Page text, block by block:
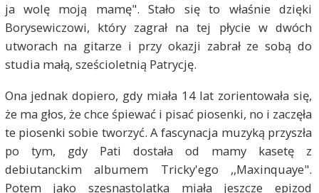
ja wolę moją mamę". Stało się to właśnie dzięki
Borysewiczowi, który zagrał na tej płycie w dwóch
utworach na gitarze i przy okazji zabrał ze sobą do
studia małą, sześcioletnią Patrycję.
Ona jednak dopiero, gdy miała 14 lat zorientowała się,
że ma głos, że chce śpiewać i pisać piosenki, no i zaczęła
te piosenki sobie tworzyć. A fascynacja muzyką przyszła
po tym, gdy Pati dostała od mamy kasetę z
debiutanckim albumem Tricky'ego ,,Maxinquaye".
Potem jako szesnastolatka miała jeszcze epizod